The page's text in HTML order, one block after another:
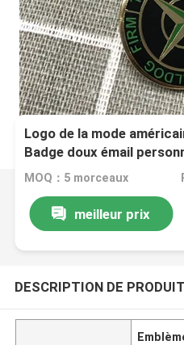
Logo de la mode
Badge doux émail
métallique pour cadeau
MOQ：5 morceaux
meilleur prix
DESCRIPTION DE PRODUIT